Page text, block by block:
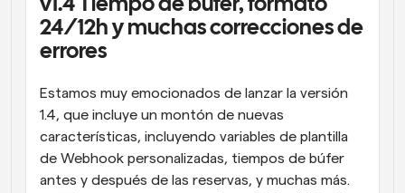
Programación potenciadda con llamadas
Flujos de trabajo
Automatiza la programación y los recordatorios
Mantente al día con las últimas noticias y
actualizaciones
Reuniones Instantáneas
Reúnete con clientes en minutos
v1.4 Tiempo de búfer, formato
24/12h y muchas correcciones de
errores
Estamos muy emocionados de lanzar la versión
1.4, que incluye un montón de nuevas
características, incluyendo variables de plantilla
de Webhook personalizadas, tiempos de búfer
antes y después de las reservas, y muchas más.